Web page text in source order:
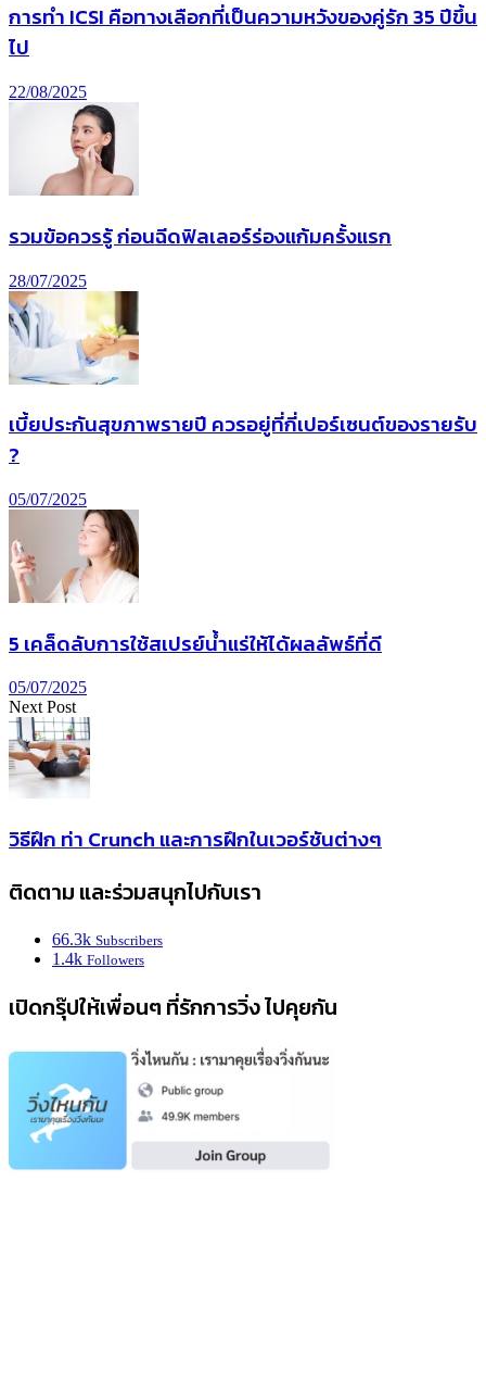
การทํา ICSI คือทางเลือกที่เป็นความหวังของคู่รัก 35 ปีขึ้น
ไป
22/08/2025
รวมข้อควรรู้ ก่อนฉีดฟิลเลอร์ร่องแก้มครั้งแรก
28/07/2025
เบี้ยประกันสุขภาพรายปี ควรอยู่ที่กี่เปอร์เซนต์ของรายรับ
?
05/07/2025
5 เคล็ดลับการใช้สเปรย์น้ำแร่ให้ได้ผลลัพธ์ที่ดี
05/07/2025
Next Post
วิธีฝึก ท่า Crunch และการฝึกในเวอร์ชันต่างๆ
ติดตาม และร่วมสนุกไปกับเรา
66.3k Subscribers
1.4k Followers
เปิดกรุ๊ปให้เพื่อนๆ ที่รักการวิ่ง ไปคุยกัน